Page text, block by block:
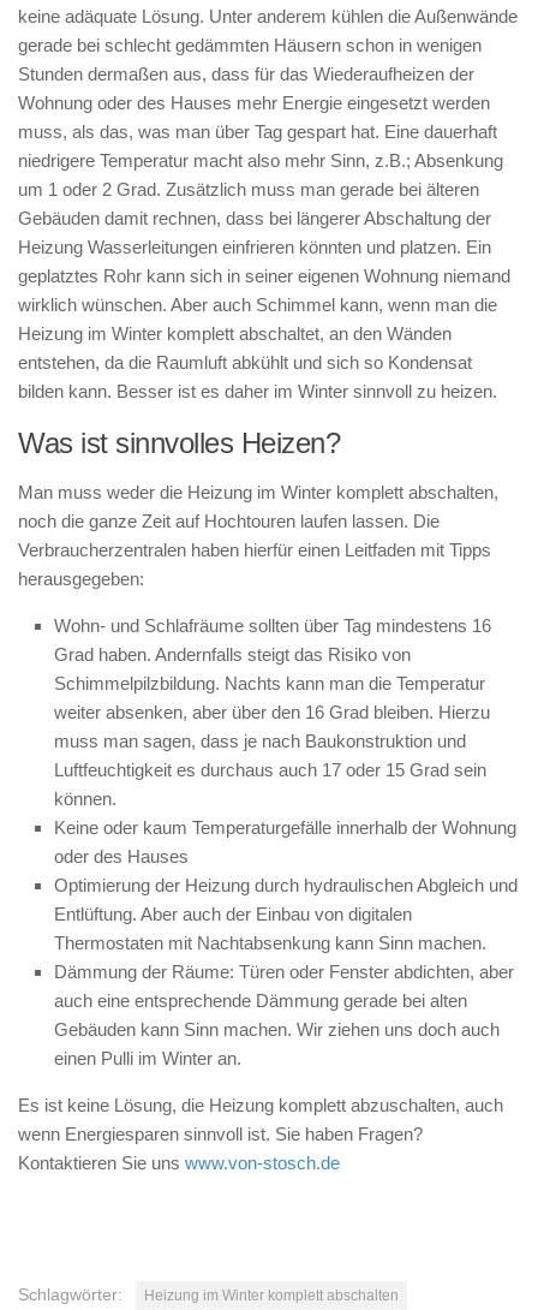
keine adäquate Lösung. Unter anderem kühlen die Außenwände
gerade bei schlecht gedämmten Häusern schon in wenigen
Stunden dermaßen aus, dass für das Wiederaufheizen der
Wohnung oder des Hauses mehr Energie eingesetzt werden
muss, als das, was man über Tag gespart hat. Eine dauerhaft
niedrigere Temperatur macht also mehr Sinn, z.B.; Absenkung
um 1 oder 2 Grad. Zusätzlich muss man gerade bei älteren
Gebäuden damit rechnen, dass bei längerer Abschaltung der
Heizung Wasserleitungen einfrieren könnten und platzen. Ein
geplatztes Rohr kann sich in seiner eigenen Wohnung niemand
wirklich wünschen. Aber auch Schimmel kann, wenn man die
Heizung im Winter komplett abschaltet, an den Wänden
entstehen, da die Raumluft abkühlt und sich so Kondensat
bilden kann. Besser ist es daher im Winter sinnvoll zu heizen.
Was ist sinnvolles Heizen?
Man muss weder die Heizung im Winter komplett abschalten,
noch die ganze Zeit auf Hochtouren laufen lassen. Die
Verbraucherzentralen haben hierfür einen Leitfaden mit Tipps
herausgegeben:
Wohn- und Schlafräume sollten über Tag mindestens 16
Grad haben. Andernfalls steigt das Risiko von
Schimmelpilzbildung. Nachts kann man die Temperatur
weiter absenken, aber über den 16 Grad bleiben. Hierzu
muss man sagen, dass je nach Baukonstruktion und
Luftfeuchtigkeit es durchaus auch 17 oder 15 Grad sein
können.
Keine oder kaum Temperaturgefälle innerhalb der Wohnung
oder des Hauses
Optimierung der Heizung durch hydraulischen Abgleich und
Entlüftung. Aber auch der Einbau von digitalen
Thermostaten mit Nachtabsenkung kann Sinn machen.
Dämmung der Räume: Türen oder Fenster abdichten, aber
auch eine entsprechende Dämmung gerade bei alten
Gebäuden kann Sinn machen. Wir ziehen uns doch auch
einen Pulli im Winter an.
Es ist keine Lösung, die Heizung komplett abzuschalten, auch
wenn Energiesparen sinnvoll ist. Sie haben Fragen?
Kontaktieren Sie uns www.von-stosch.de
Schlagwörter: Heizung im Winter komplett abschalten